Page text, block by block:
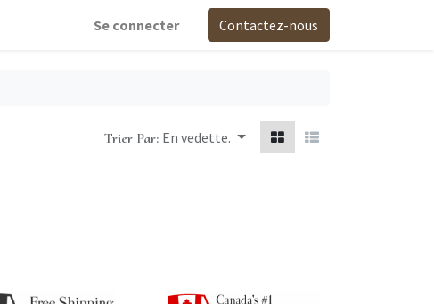
Se connecter Contactez-nous
Trier Par: En vedette.